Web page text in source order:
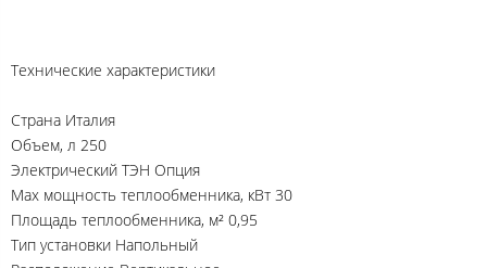
Технические характеристики
Страна Италия
Объем, л 250
Электрический ТЭН Опция
Max мощность теплообменника, кВт 30
Площадь теплообменника, м² 0,95
Тип установки Напольный